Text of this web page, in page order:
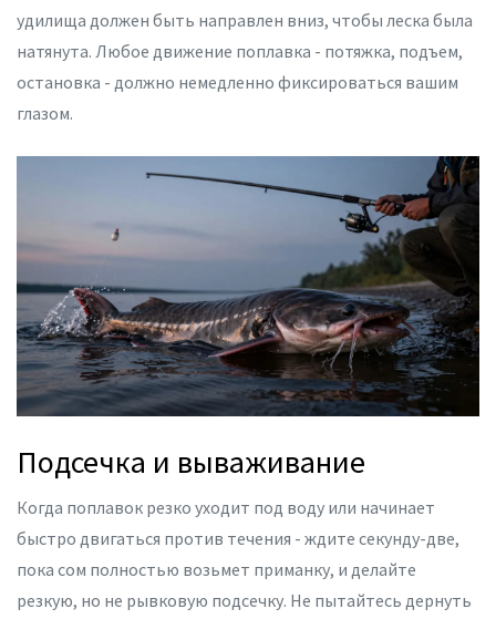
удилища должен быть направлен вниз, чтобы леска была
натянута. Любое движение поплавка - потяжка, подъем,
остановка - должно немедленно фиксироваться вашим
глазом.
Подсечка и вываживание
Когда поплавок резко уходит под воду или начинает
быстро двигаться против течения - ждите секунду-две,
пока сом полностью возьмет приманку, и делайте
резкую, но не рывковую подсечку. Не пытайтесь дернуть